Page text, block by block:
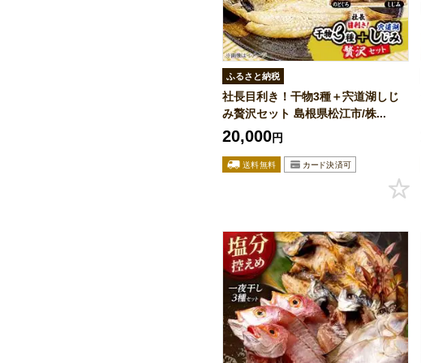
ふるさと納税
社長目利き！干物3種＋宍道湖しじ
み贅沢セット 島根県松江市/株...
20,000円